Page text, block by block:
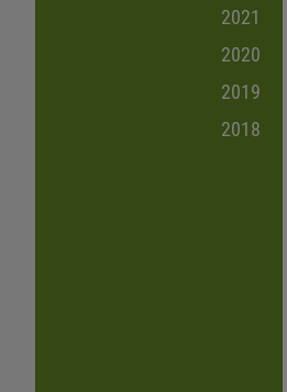
2021
2020
2019
2018